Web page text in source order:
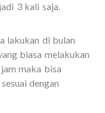
3 kali saja.
lakukan di bulan
biasa melakukan
maka bisa
dengan